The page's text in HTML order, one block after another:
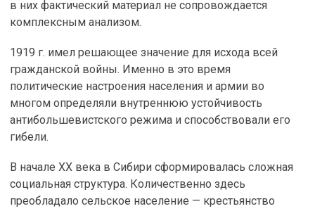
в них фактический материал не сопровождается
комплексным анализом.
1919 г. имел решающее значение для исхода всей
гражданской войны. Именно в это время
политические настроения населения и армии во
многом определяли внутреннюю устойчивость
антибольшевистского режима и способствовали его
гибели.
В начале ХХ века в Сибири сформировалась сложная
социальная структура. Количественно здесь
преобладало сельское население — крестьянство